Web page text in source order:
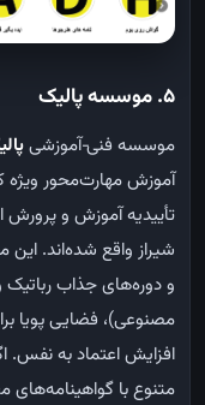
5. موسسه پالیک
موسسه فنی‌‑آموزشی
آموزش مهارت‌محور ویژه
تأییدیه آموزش و
شیراز واقع شده‌اند.
و دوره‌های جذاب
مصنوعی)، فضایی پویا
افزایش اعتماد به نفس.
متنوع با گواهینامه‌های